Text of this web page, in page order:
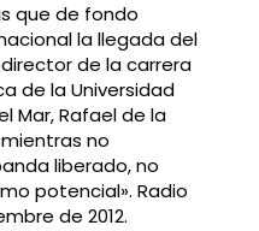
que de fondo
la llegada del
de la carrera
de la Universidad
Mar, Rafael de la
no
liberado, no
potencial». Radio
de 2012.